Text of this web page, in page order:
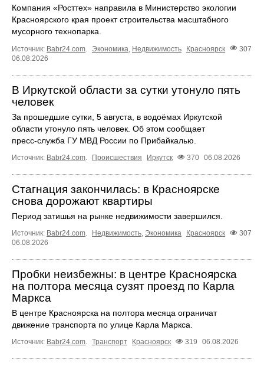
Компания «Росттех» направила в Министерство экологии
Красноярского края проект строительства масштабного
мусорного технопарка.
Источник: Babr24.com Экономика Недвижимость Красноярск
307
06.08.2026
В Иркутской области за сутки утонуло пять
человек
За прошедшие сутки, 5 августа, в водоёмах Иркутской
области утонуло пять человек. Об этом сообщает
пресс‑служба ГУ МВД России по Прибайкалью.
Источник: Babr24.com Происшествия Иркутск 370 06.08.2026
Стагнация закончилась: в Красноярске
снова дорожают квартиры
Период затишья на рынке недвижимости завершился.
Источник: Babr24.com Недвижимость Экономика Красноярск
307
06.08.2026
Пробки неизбежны: в центре Красноярска
на полтора месяца сузят проезд по Карла
Маркса
В центре Красноярска на полтора месяца ограничат
движение транспорта по улице Карла Маркса.
Источник: Babr24.com. Транспорт Красноярск 319 06.08.2026